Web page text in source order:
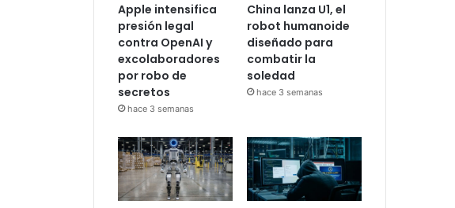
Apple intensifica
presión legal
contra OpenAI y
excolaboradores
por robo de
secretos
hace 3 semanas
China lanza U1, el
robot humanoide
diseñado para
combatir la
soledad
hace 3 semanas